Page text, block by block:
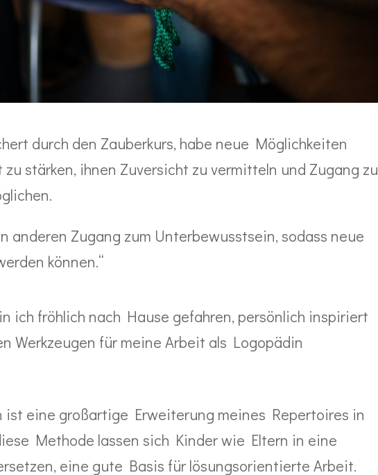
durch den Zauberkurs, habe neue Möglichkeiten
stärken, ihnen Zuversicht zu vermitteln und Zugang zu
anderen Zugang zum Unterbewusstsein, sodass neue
können.“
ich fröhlich nach Hause gefahren, persönlich inspiriert
Werkzeugen für meine Arbeit als Logopädin
ist eine großartige Erweiterung meines Repertoires in
Methode lassen sich Kinder wie Eltern in eine
eine gute Basis für lösungsorientierte Arbeit.